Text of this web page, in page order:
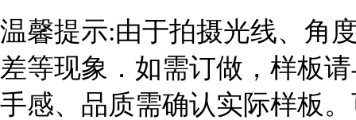
温馨提示:由于拍摄光线、角
差等现象．如需订做，样板
手感、品质需确认实际样板